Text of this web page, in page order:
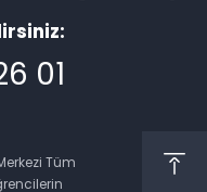
01
Tüm